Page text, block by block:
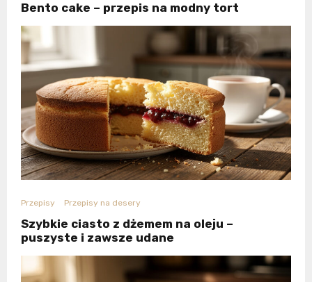
Bento cake – przepis na modny tort
Przepisy Przepisy na desery
Szybkie ciasto z dżemem na oleju –
puszyste i zawsze udane